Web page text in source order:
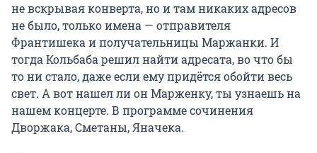
не вскрывая конверта, но и там никаких адресов
не было, только имена — отправителя
Франтишека и получательницы Маржанки. И
тогда Кольбаба решил найти адресата, во что бы
то ни стало, даже если ему придётся обойти весь
свет. А вот нашел ли он Марженку, ты узнаешь на
нашем концерте. В программе сочинения
Дворжака, Сметаны, Яначека.